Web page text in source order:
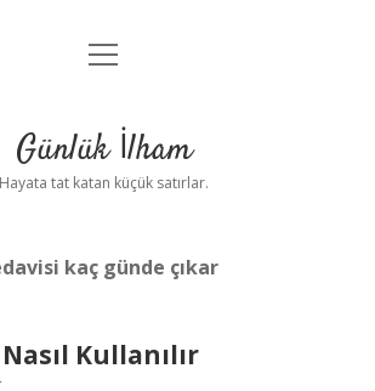
Anasayfa
Yasal Uyarı
menüyü
Günlük İlham
Hayata tat katan küçük satırlar.
kaç günde çıkar
Kullanılır